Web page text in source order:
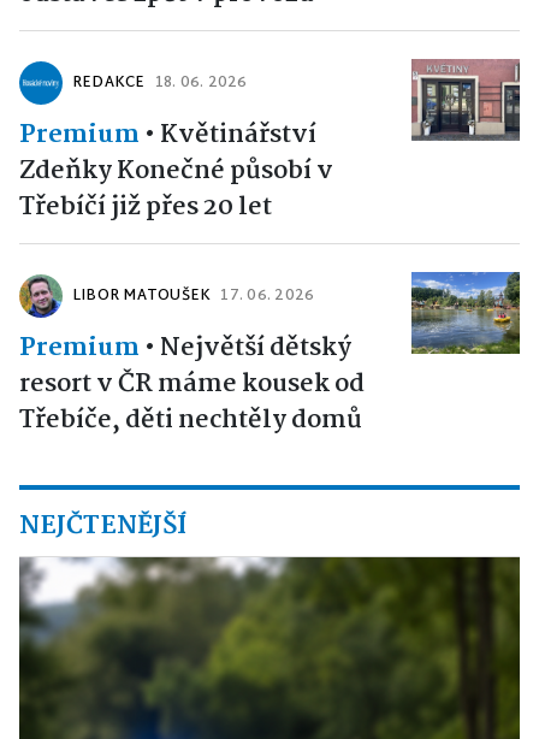
REDAKCE 18. 06. 2026
Premium • Květinářství
Zdeňky Konečné působí v
Třebíčí již přes 20 let
LIBOR MATOUŠEK 17. 06. 2026
Premium • Největší dětský
resort v ČR máme kousek od
Třebíče, děti nechtěly domů
NEJČTENĚJŠÍ